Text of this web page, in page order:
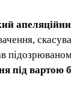
під вартою